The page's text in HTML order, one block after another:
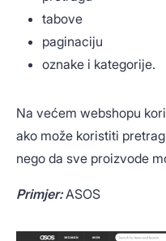
tabove
paginaciju
oznake i kategorije.
Na većem webshopu
ako može koristiti
nego da sve proizvode
Primjer:ASOS